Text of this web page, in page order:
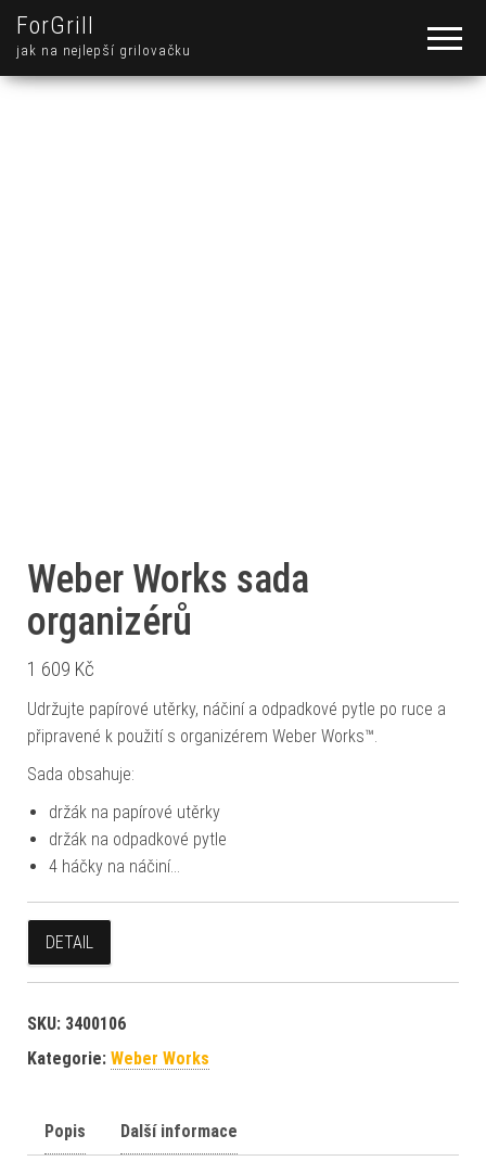
ForGrill
jak na nejlepší grilovačku
Weber Works sada
organizérů
1 609 Kč
Udržujte papírové utěrky, náčiní a odpadkové pytle po ruce a
připravené k použití s organizérem Weber Works™.
Sada obsahuje:
držák na papírové utěrky
držák na odpadkové pytle
4 háčky na náčiní…
DETAIL
SKU: 3400106
Kategorie: Weber Works
Popis Další informace